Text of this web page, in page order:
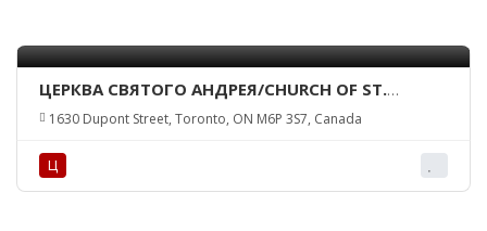
ЦЕРКВА СВЯТОГО АНДРЕЯ/CHURCH OF ST.
ANDREW
1630 Dupont Street, Toronto, ON M6P 3S7, Canada
Ц